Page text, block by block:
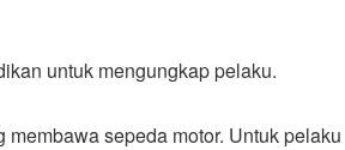
untuk mengungkap pelaku.
sepeda motor. Untuk pelaku